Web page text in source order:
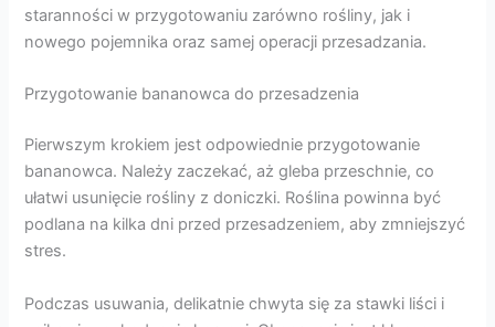
staranności w przygotowaniu zarówno rośliny, jak i
nowego pojemnika oraz samej operacji przesadzania.
Przygotowanie bananowca do przesadzenia
Pierwszym krokiem jest odpowiednie przygotowanie
bananowca. Należy zaczekać, aż gleba przeschnie, co
ułatwi usunięcie rośliny z doniczki. Roślina powinna być
podlana na kilka dni przed przesadzeniem, aby zmniejszyć
stres.
Podczas usuwania, delikatnie chwyta się za stawki liści i